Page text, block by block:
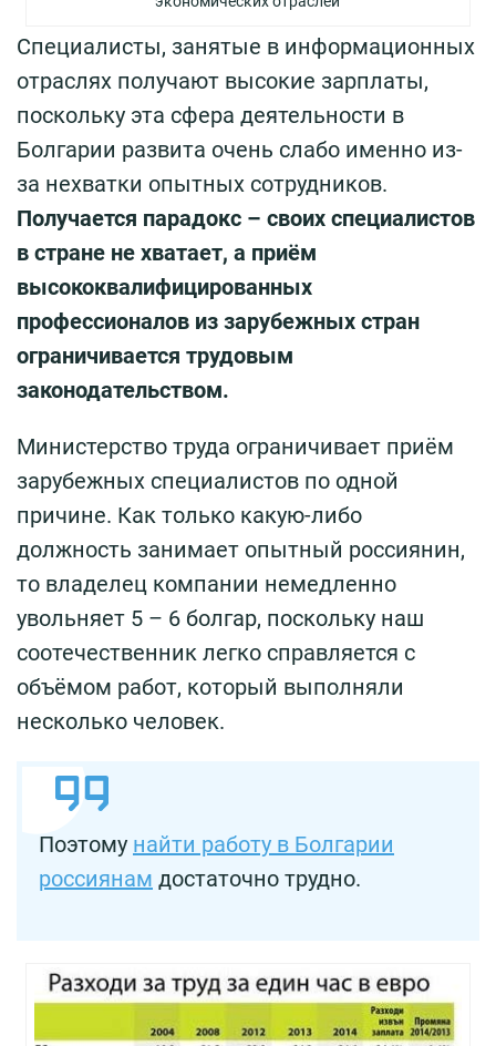
Специалисты, занятые в информационных
отраслях получают высокие зарплаты,
поскольку эта сфера деятельности в
Болгарии развита очень слабо именно из-
за нехватки опытных сотрудников.
Получается парадокс – своих специалистов
в стране не хватает, а приём
высококвалифицированных
профессионалов из зарубежных стран
ограничивается трудовым
законодательством.
Министерство труда ограничивает приём
зарубежных специалистов по одной
причине. Как только какую-либо
должность занимает опытный россиянин,
то владелец компании немедленно
увольняет 5 – 6 болгар, поскольку наш
соотечественник легко справляется с
объёмом работ, который выполняли
несколько человек.
Поэтому найти работу в Болгарии
россиянам достаточно трудно.